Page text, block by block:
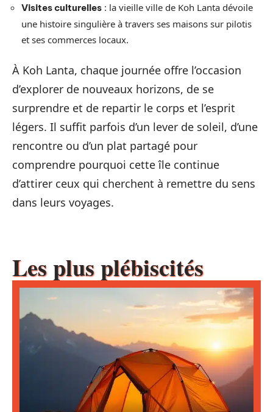
Visites culturelles : la vieille ville de Koh Lanta dévoile
une histoire singulière à travers ses maisons sur pilotis
et ses commerces locaux.
À Koh Lanta, chaque journée offre l’occasion
d’explorer de nouveaux horizons, de se
surprendre et de repartir le corps et l’esprit
légers. Il suffit parfois d’un lever de soleil, d’une
rencontre ou d’un plat partagé pour
comprendre pourquoi cette île continue
d’attirer ceux qui cherchent à remettre du sens
dans leurs voyages.
Les plus plébiscités